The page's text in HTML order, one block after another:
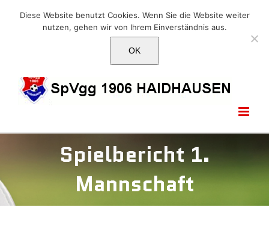
E-Mail: info@1906haidhausen.de
FacebookInstagram
E-
Spielbericht 1.
Mannschaft
Diese Website benutzt Cookies. Wenn Sie die Website weiter
nutzen, gehen wir von Ihrem Einverständnis aus.
OK